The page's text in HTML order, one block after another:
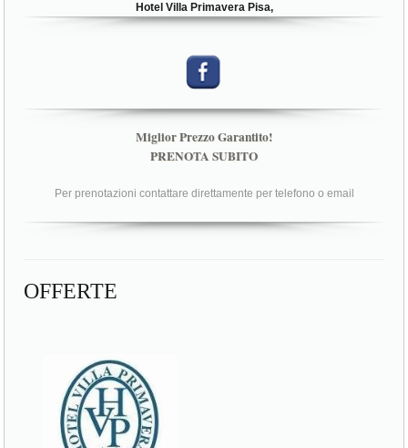
Hotel Villa Primavera Pisa,
Miglior Prezzo Garantito!
PRENOTA SUBITO
Per prenotazioni contattare direttamente per telefono o email
OFFERTE